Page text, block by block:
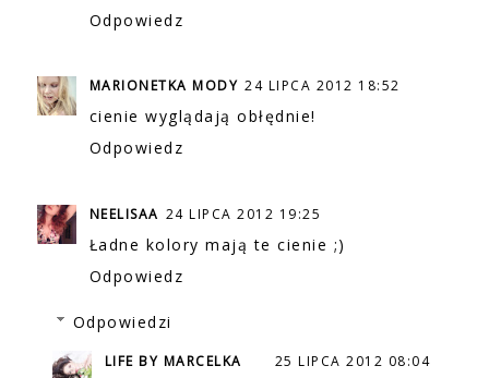
Odpowiedz
MARIONETKA MODY 24 LIPCA 2012 18:52
cienie wyglądają obłędnie!
Odpowiedz
NEELISAA 24 LIPCA 2012 19:25
Ładne kolory mają te cienie ;)
Odpowiedz
Odpowiedzi
LIFE BY MARCELKA 25 LIPCA 2012 08:04